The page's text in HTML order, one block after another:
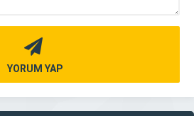
YORUM YAP